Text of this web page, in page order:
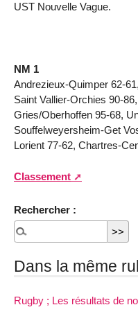
UST Nouvelle Vague.
NM 1
Andrezieux-Quimper 62-
Saint Vallier-Orchies 90-
Gries/Oberhoffen 95-68,
Souffelweyersheim-Get
Lorient 77-62, Chartres-
Classement
Rechercher :
Dans la même
Rugby ; Les résultats de